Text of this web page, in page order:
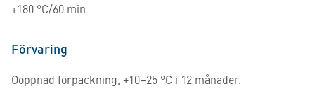
+180 °C/60 min
Förvaring
Oöppnad förpackning, +10–25 °C i 12 månader.